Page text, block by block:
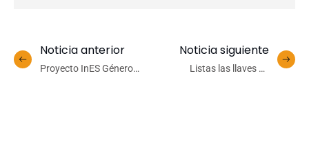
Noticia anterior
Proyecto InES Género
Noticia siguiente
Listas las llaves de